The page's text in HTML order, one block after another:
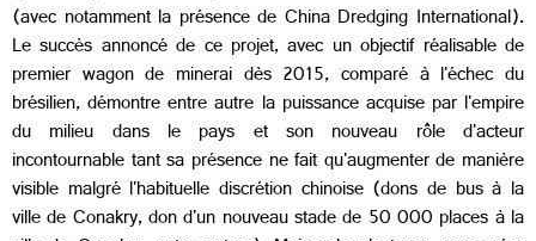
(avec notamment la présence de China Dredging International).
Le succès annoncé de ce projet, avec un objectif réalisable de
premier wagon de minerai dès 2015, comparé à l'échec du
brésilien, démontre entre autre la puissance acquise par l'empire
du milieu dans le pays et son nouveau rôle d'acteur
incontournable tant sa présence ne fait qu'augmenter de manière
visible malgré l'habituelle discrétion chinoise (dons de bus à la
ville de Conakry, don d'un nouveau stade de 50 000 places à la